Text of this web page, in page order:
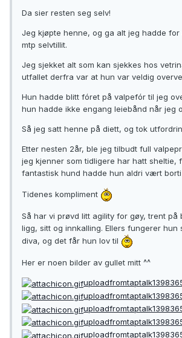
Da sier resten seg selv!
Jeg kjøpte henne, og ga alt jeg hadde
mtp selvtillit.
Jeg sjekket alt som kan sjekkes hos
utfallet derfra var at hun var veldig
Hun hadde blitt fóret på valpefór til jeg
hun hadde ikke engang leiebånd når jeg
Så jeg satt henne på diett, og tok
Etter nesten 2år, ble jeg tilbudt full
jeg kjenner som tidligere har hatt sheltie,
fantastisk hund hadde hun aldri vært borti
Tidenes kompliment
Så har vi prøvd litt agility for gøy, trent på
ligg, sitt og innkalling. Ellers fungerer hun
diva, og det får hun lov til
Her er noen bilder av gullet mitt ^^